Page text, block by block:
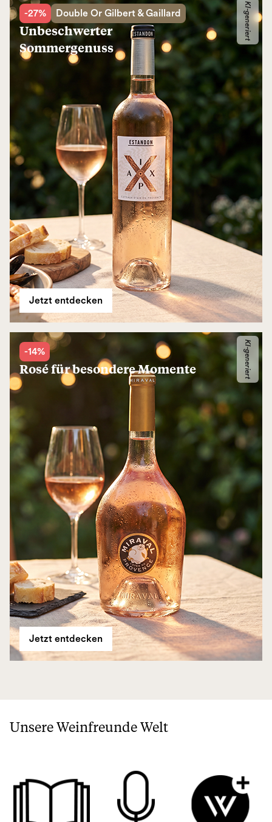
-27% Double Or Gilbert & Gaillard
Unbeschwerter
Sommergenuss
Jetzt entdecken
KI-generiert
-14%
Rosé für besondere Momente
Jetzt entdecken
KI-generiert
Unsere Weinfreunde Welt